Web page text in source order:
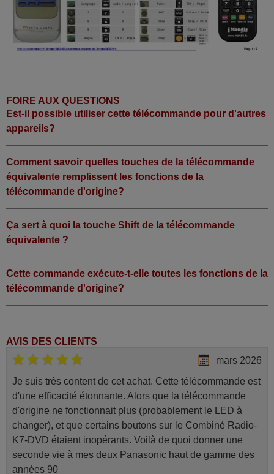
FOIRE AUX QUESTIONS
Est-il possible utiliser cette télécommande pour d'autres
appareils?
Comment savoir quelles touches de la télécommande
équivalente remplissent les fonctions de la
télécommande d'origine?
Ça sert à quoi la touche Shift de la télécommande
équivalente ?
Cette commande exécute-t-elle toutes les fonctions de la
télécommande d'origine?
AVIS DES CLIENTS
mars 2026
Je suis très content de cet achat. Cette télécommande est
d'une efficacité étonnante. Alors que la télécommande
d'origine ne fonctionnait plus (probablement le LED à
changer), et que certains boutons sur le Combiné Radio-
K7-DVD étaient inopérants. Voilà de quoi donner une
seconde vie à mes deux Panasonic haut de gamme des
années 90